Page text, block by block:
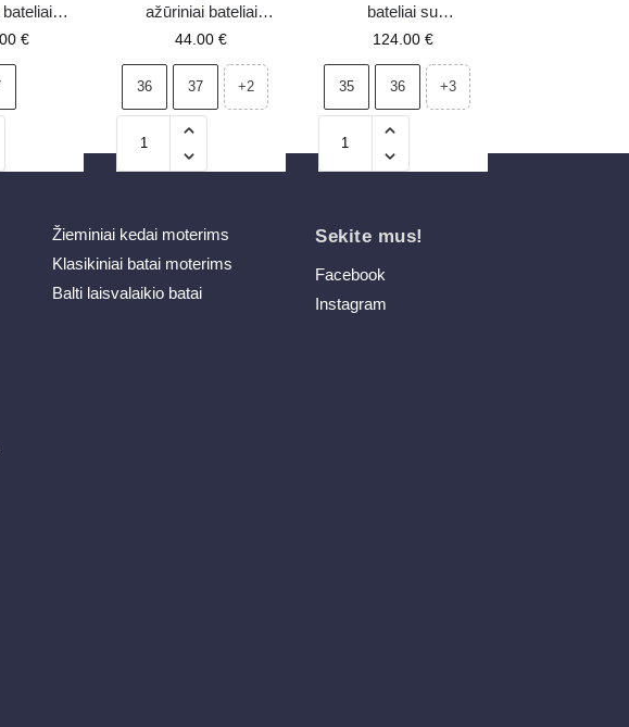
09 žali
€
ažūriniai bateliai
auksinės spalvos
44.00€
36 37 +2
bateliai su
dekoratyviomis gėlėmis
124.00 €
35 36 +3
Žieminiai kedai moterims
Klasikiniai batai moterims
Balti laisvalaikio batai
Sekite mus!
Facebook
Instagram